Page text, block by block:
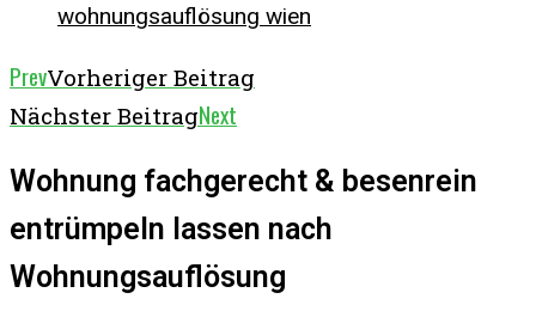
wohnungsauflösung wien
PrevVorheriger Beitrag
Nächster BeitragNext
Wohnung fachgerecht & besenrein
entrümpeln lassen nach
Wohnungsauflösung